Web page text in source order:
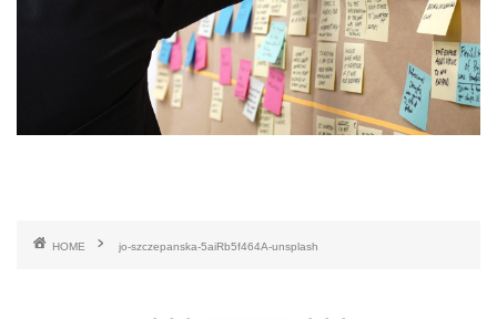
HOME jo-szczepanska-5aiRb5f464A-unsplash